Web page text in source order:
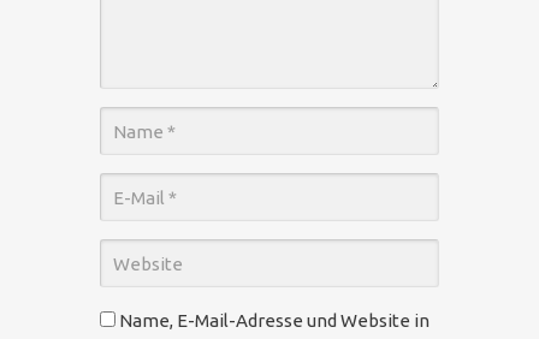
Name, E-Mail-Adresse und Website in